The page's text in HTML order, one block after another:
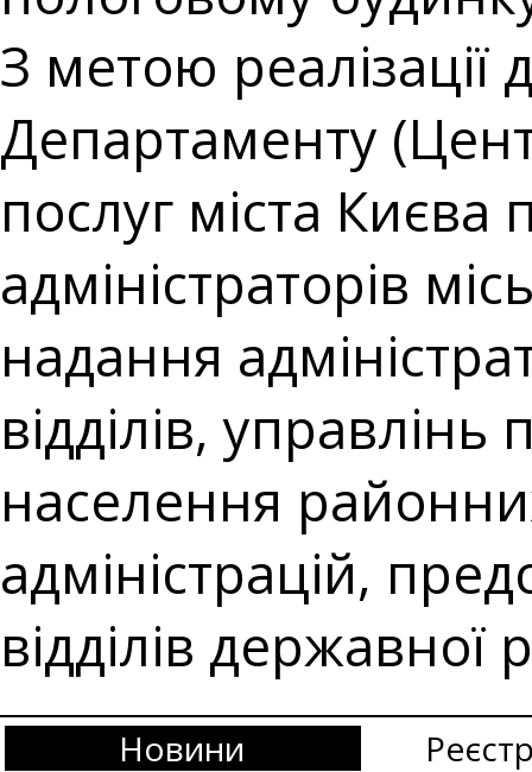
З метою реалізації
Департаменту
послуг міста
адміністраторів
надання
відділів,
населення
адміністрацій,
відділів державної
Новини